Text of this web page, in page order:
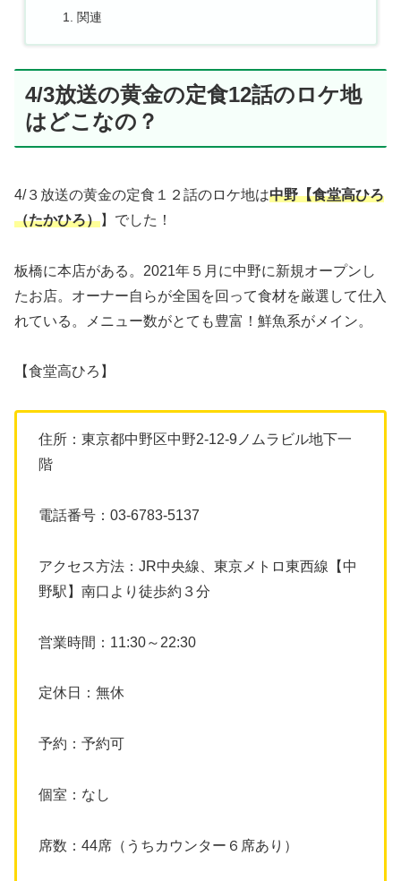
関連
4/3放送の黄金の定食12話のロケ地
はどこなの？
4/３放送の黄金の定食１２話のロケ地は中野【食堂高ひろ
（たかひろ）】でした！
板橋に本店がある。2021年５月に中野に新規オープンし
たお店。オーナー自らが全国を回って食材を厳選して仕入
れている。メニュー数がとても豊富！鮮魚系がメイン。
【食堂高ひろ】
住所：東京都中野区中野2-12-9ノムラビル地下一
階
電話番号：03-6783-5137
アクセス方法：JR中央線、東京メトロ東西線【中
野駅】南口より徒歩約３分
営業時間：11:30～22:30
定休日：無休
予約：予約可
個室：なし
席数：44席（うちカウンター６席あり）